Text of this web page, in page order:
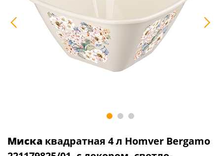
Миска квадратная 4 л Homver Bergamo